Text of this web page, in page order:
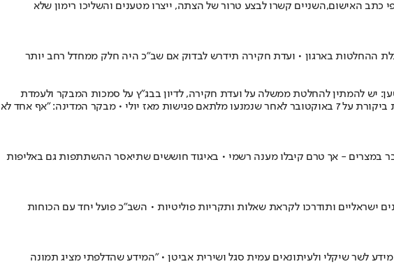
בניין מגורים בעיר רמלה • על פי כתב האישום,השניים קשרו לבצע טרור של הצתה, ייצרו מטענים והשליכו רימון שלא
יש להמתין להחלטת ממשלה על ועדת חקירה, לדיון בבג"ץ על סמכות המבקר ולעמדת
היועמ"שית • "עמדת היועמ"שית מחייבת את כלל רשויות המינהל, ובכללן - את מבקר המדינה" • המבקר זימן את הבכירים לפגישת ביקורת על 7 באוקטובר לאחר שנמנעו מלתאם פגישות מאז יולי • מבקר המדינה: "אף אחד לא
במצרים - אך טרם קיבלו מענה רשמי • באיגוד חוששים שתיאסר ההשתתפות גם באליפות
ישראליים ותודרכו לקראת שאלות ותקריות פוליטיות • השב"כ פועל יחד עם הכוחות
7.10 וחקירת גורמים מדיניים • בין היתר, העביר מידע לשר שיקלי ולעיתונאים עמית סגל ושירית אביטן • "המידע שהדלפתי מציג תמונה